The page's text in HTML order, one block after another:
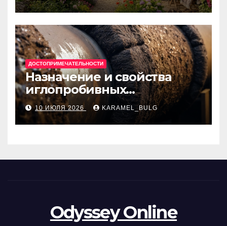
ДОСТОПРИМЕЧАТЕЛЬНОСТИ
Назначение и свойства
иглопробивных
базальтовых огнеупорных
матов
10 ИЮЛЯ 2026 KARAMEL_BULG
Odyssey Online